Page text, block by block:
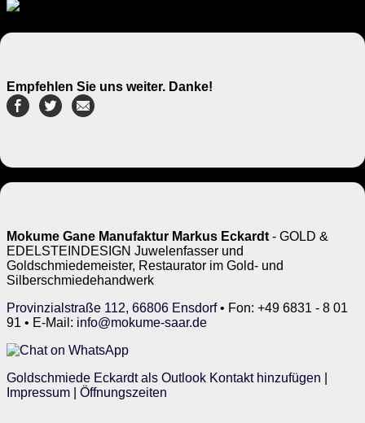
Empfehlen Sie uns weiter. Danke!
Mokume Gane Manufaktur Markus Eckardt - GOLD &
EDELSTEINDESIGN Juwelenfasser und
Goldschmiedemeister, Restaurator im Gold- und
Silberschmiedehandwerk
Provinzialstraße 112, 66806 Ensdorf• Fon: +49 6831 - 8 01
91 • E-Mail: info@mokume-saar.de
Goldschmiede Eckardt als Outlook Kontakt hinzufügen
Impressum
Öffnungszeiten